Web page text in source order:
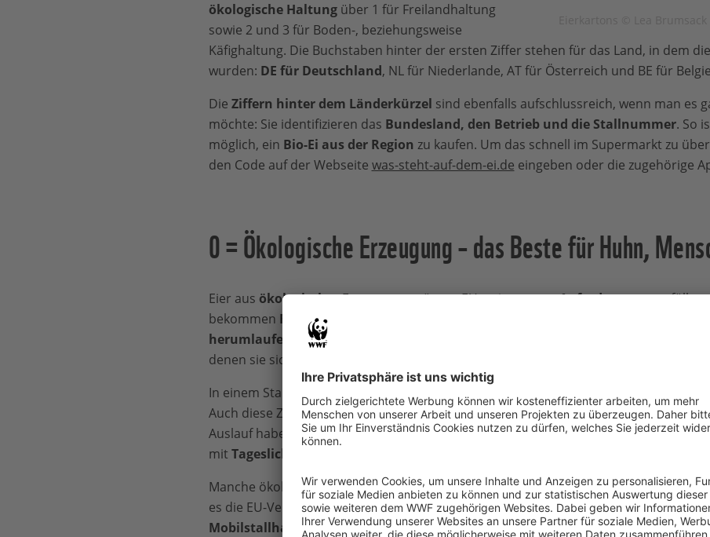
ökologische Haltungüber 1 für Freilandhaltung
sowie 2 und 3 für Boden-, beziehungsweise
Käfighaltung. Die Buchstaben hinter der ersten Ziffer stehen für das Land, in dem
wurden: DE für Deutschland, NL für Niederlande, AT für Österreich und BE für
Die Ziffern hinter dem Länderkürzel sind ebenfalls aufschlussreich, wenn man es
möchte: Sie identifizieren das Bundesland, den Betrieb und die Stallnummer. So
möglich, ein Bio-Ei aus der Region zu kaufen. Um das schnell im Supermarkt zu
den Code auf der Webseite was-steht-auf-dem-ei.de eingeben oder die zugehörige
0 = Ökologische Erzeugung – das Beste für Huhn,
Eier aus ökologischer Erzeugungmüssen EU-weitstrenge Anforderungenerfüllen.
bekommen Futter, das überwiegend aus ökologischem Anbau
herumlaufen
, haben
sowie Bäume
denen sie sich verstecken können.
In einem Stall dürfen
maximal 3.000 Tiereleben und nicht mehr als sechs
Auch diese Zahlen müssen leider noch alsMassenhaltungbezeichnet werden.
Auslauf haben die Hühner aberweniger Stressals bei der konventionellen Haltung.
mit Tageslicht
Manche ökologischen Anbauverbände haben sichzum Wohl der Tiere noch
es die EU-Verordnung vorsieht, wie zusätzlicheüberdachte Außenbereiche, mehr
Mobilstallhaltung. Letzterer wird regelmäßig bewegt, sodass die Hühner immer